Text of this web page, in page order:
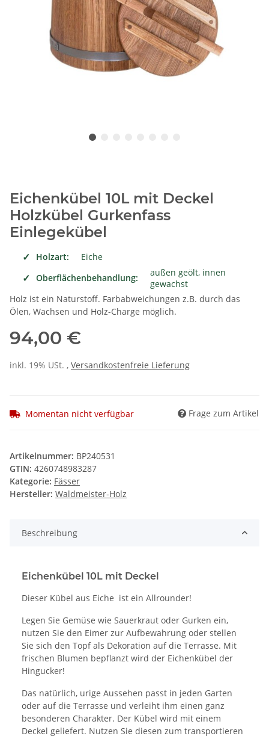
Eichenkübel 10L mit Deckel
Holzkübel Gurkenfass
Einlegekübel
Holzart:
Eiche
Oberflächenbehandlung:
außen geölt, innen
gewachst
Holz ist ein Naturstoff. Farbabweichungen z.B. durch das
Ölen, Wachsen und Holz-Charge möglich.
94,00 €
inkl. 19% USt. , Versandkostenfreie Lieferung
Momentan nicht verfügbar Frage zum Artikel
Artikelnummer: BP240531
GTIN: 4260748983287
Kategorie: Fässer
Hersteller: Waldmeister-Holz
Beschreibung
Eichenkübel 10L mit Deckel
Dieser Kübel aus Eiche ist ein Allrounder!
Legen Sie Gemüse wie Sauerkraut oder Gurken ein,
nutzen Sie den Eimer zur Aufbewahrung oder stellen
Sie sich den Topf als Dekoration auf die Terrasse. Mit
frischen Blumen bepflanzt wird der Eichenkübel der
Hingucker!
Das natürlich, urige Aussehen passt in jeden Garten
oder auf die Terrasse und verleiht ihm einen ganz
besonderen Charakter. Der Kübel wird mit einem
Deckel geliefert. Nutzen Sie diesen zum transportieren